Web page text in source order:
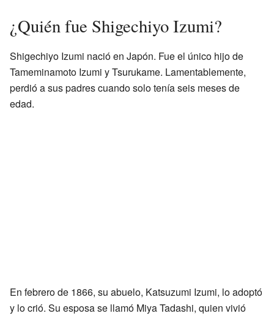
¿Quién fue Shigechiyo Izumi?
Shigechiyo Izumi nació en Japón. Fue el único hijo de
Tameminamoto Izumi y Tsurukame. Lamentablemente,
perdió a sus padres cuando solo tenía seis meses de
edad.
En febrero de 1866, su abuelo, Katsuzumi Izumi, lo adoptó
y lo crió. Su esposa se llamó Miya Tadashi, quien vivió